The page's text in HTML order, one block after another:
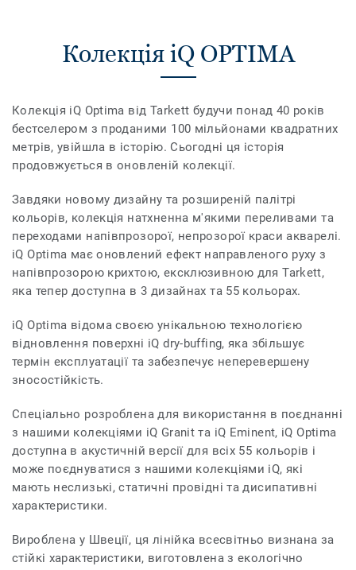
Колекція iQ OPTIMA
Колекція iQ Optima від Tarkett будучи понад 40 років
бестселером з проданими 100 мільйонами квадратних
метрів, увійшла в історію. Сьогодні ця історія
продовжується в оновленій колекції.
Завдяки новому дизайну та розширеній палітрі
кольорів, колекція натхненна м'якими переливами та
переходами напівпрозорої, непрозорої краси акварелі.
iQ Optima має оновлений ефект направленого руху з
напівпрозорою крихтою, ексклюзивною для Tarkett,
яка тепер доступна в 3 дизайнах та 55 кольорах.
iQ Optima відома своєю унікальною технологією
відновлення поверхні iQ dry-buffing, яка збільшує
термін експлуатації та забезпечує неперевершену
зносостійкість.
Спеціально розроблена для використання в поєднанні
з нашими колекціями iQ Granit та iQ Eminent, iQ Optima
доступна в акустичній версії для всіх 55 кольорів і
може поєднуватися з нашими колекціями iQ, які
мають неслизькі, статичні провідні та дисипативні
характеристики.
Вироблена у Швеції, ця лінійка всесвітньо визнана за
стійкі характеристики, виготовлена з екологічно